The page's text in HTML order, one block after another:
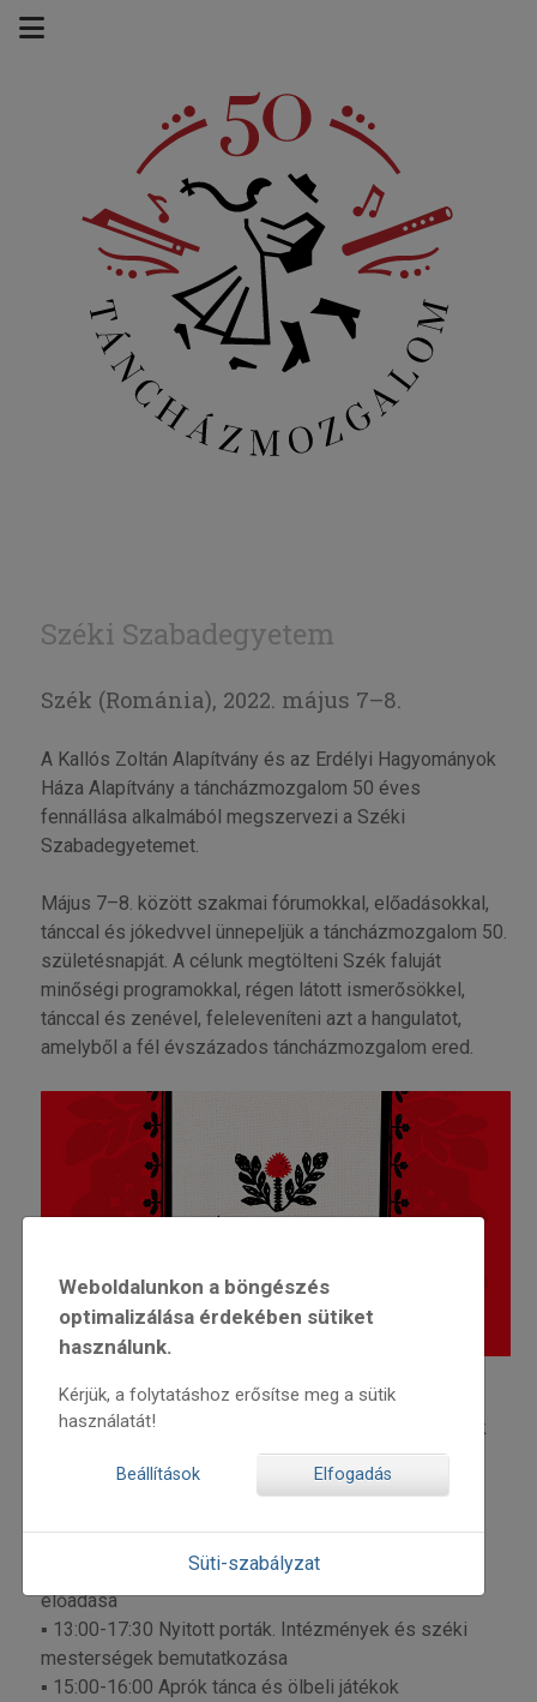
Széki Szabadegyetem
Szék (Románia), 2022. május 7–8.
A Kallós Zoltán Alapítvány és az Erdélyi Hagyományok
Háza Alapítvány a táncházmozgalom 50 éves
fennállása alkalmából megszervezi a Széki
Szabadegyetemet.
Május 7–8. között szakmai fórumokkal, előadásokkal,
tánccal és jókedvvel ünnepeljük a táncházmozgalom 50.
születésnapját. A célunk megtölteni Szék faluját
minőségi programokkal, régen látott ismerősökkel,
tánccal és zenével, feleleveníteni azt a hangulatot,
amelyből a fél évszázados táncházmozgalom ered.
május 7., szombat
▪ 10:00-17:00 Kézműves foglalkozások gyerekeknek
▪ 10:00-11:30 Fókuszban Szék: zene, tánc, viselet és
Ferenc, Korniss Péter, Stoller Antal és Lelkes Lajos
előadása
▪ 13:00-17:30 Nyitott porták. Intézmények és széki
mesterségek bemutatkozása
▪ 15:00-16:00 Aprók tánca és ölbeli játékok
Weboldalunkon a böngészés
optimalizálása érdekében sütiket
használunk.
Kérjük, a folytatáshoz erősítse meg a sütik
használatát!
Beállítások Elfogadás
Süti-szabályzat